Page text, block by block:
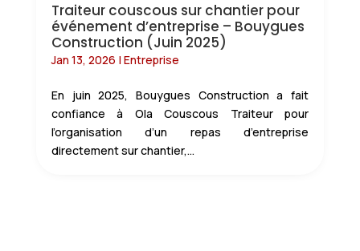
Traiteur couscous sur chantier pour
événement d’entreprise – Bouygues
Construction (Juin 2025)
Jan 13, 2026 | Entreprise
En juin 2025, Bouygues Construction a fait
confiance à Ola Couscous Traiteur pour
l’organisation d’un repas d’entreprise
directement sur chantier,...